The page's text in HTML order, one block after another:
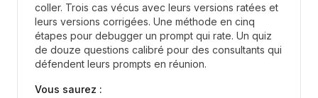
coller. Trois cas vécus avec leurs versions ratées et
leurs versions corrigées. Une méthode en cinq
étapes pour debugger un prompt qui rate. Un quiz
de douze questions calibré pour des consultants qui
défendent leurs prompts en réunion.
Vous saurez :